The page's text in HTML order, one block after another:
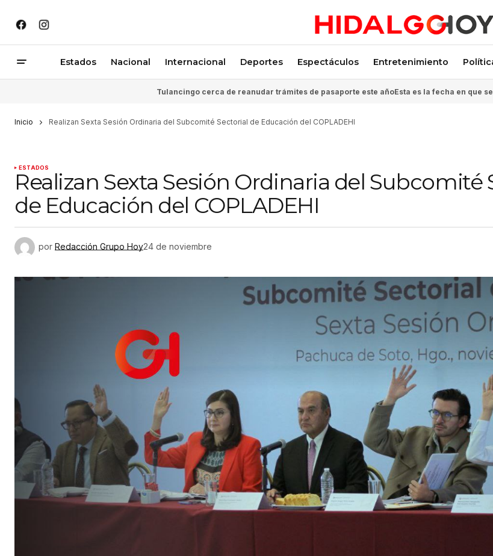
Estados Nacional Internacional Deportes Espectáculos Entretenimiento
Tulancingo cerca de reanudar trámites de pasaporte este añoEsta es la fecha en que
Inicio Realizan Sexta Sesión Ordinaria del Subcomité Sectorial de Educación del COPLADEHI
ESTADOS
Realizan Sexta Sesión Ordinaria del Subcomité
de Educación del COPLADEHI
por Redacción Grupo Hoy24 de noviembre